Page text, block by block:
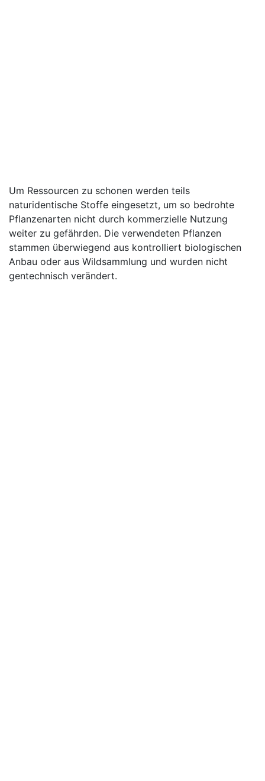
Um Ressourcen zu schonen werden teils
naturidentische Stoffe eingesetzt, um so bedrohte
Pflanzenarten nicht durch kommerzielle Nutzung
weiter zu gefährden. Die verwendeten Pflanzen
stammen überwiegend aus kontrolliert biologischen
Anbau oder aus Wildsammlung und wurden nicht
gentechnisch verändert.